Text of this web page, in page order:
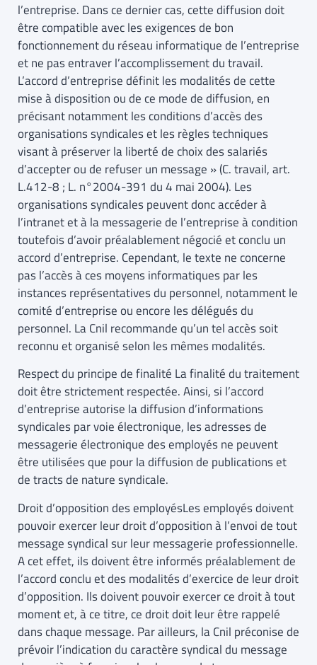
l’entreprise. Dans ce dernier cas, cette diffusion doit
être compatible avec les exigences de bon
fonctionnement du réseau informatique de l’entreprise
et ne pas entraver l’accomplissement du travail.
L’accord d’entreprise définit les modalités de cette
mise à disposition ou de ce mode de diffusion, en
précisant notamment les conditions d’accès des
organisations syndicales et les règles techniques
visant à préserver la liberté de choix des salariés
d’accepter ou de refuser un message » (C. travail, art.
L.412-8 ; L. n°2004-391 du 4 mai 2004). Les
organisations syndicales peuvent donc accéder à
l’intranet et à la messagerie de l’entreprise à condition
toutefois d’avoir préalablement négocié et conclu un
accord d’entreprise. Cependant, le texte ne concerne
pas l’accès à ces moyens informatiques par les
instances représentatives du personnel, notamment le
comité d’entreprise ou encore les délégués du
personnel. La Cnil recommande qu’un tel accès soit
reconnu et organisé selon les mêmes modalités.
Respect du principe de finalité La finalité du traitement
doit être strictement respectée. Ainsi, si l’accord
d’entreprise autorise la diffusion d’informations
syndicales par voie électronique, les adresses de
messagerie électronique des employés ne peuvent
être utilisées que pour la diffusion de publications et
de tracts de nature syndicale.
Droit d’opposition des employésLes employés doivent
pouvoir exercer leur droit d’opposition à l’envoi de tout
message syndical sur leur messagerie professionnelle.
A cet effet, ils doivent être informés préalablement de
l’accord conclu et des modalités d’exercice de leur droit
d’opposition. Ils doivent pouvoir exercer ce droit à tout
moment et, à ce titre, ce droit doit leur être rappelé
dans chaque message. Par ailleurs, la Cnil préconise de
prévoir l’indication du caractère syndical du message